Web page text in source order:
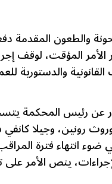
والطعون المقدمة
المؤقت، لوقف
والدستورية
عن رئيس المحكمة
رونين، وجيلا
ضوء انتهاء فترة
ينص الأمر